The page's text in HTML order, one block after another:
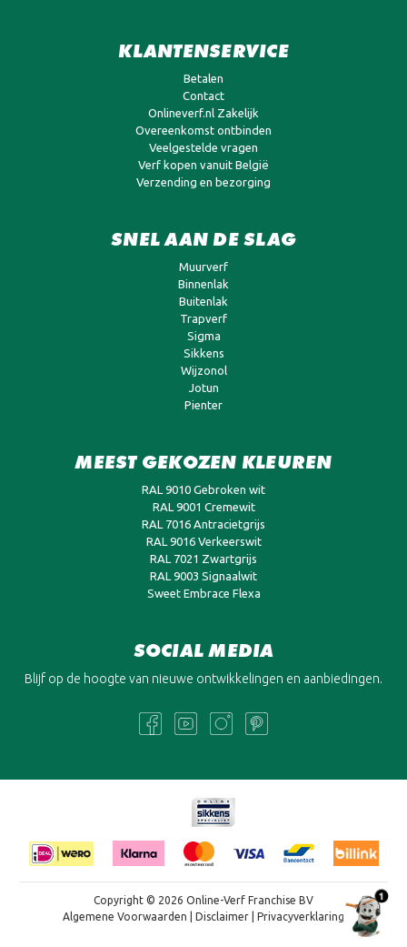
KLANTENSERVICE
Betalen
Contact
Onlineverf.nl Zakelijk
Overeenkomst ontbinden
Veelgestelde vragen
Verf kopen vanuit België
Verzending en bezorging
SNEL AAN DE SLAG
Muurverf
Binnenlak
Buitenlak
Trapverf
Sigma
Sikkens
Wijzonol
Jotun
Pienter
MEEST GEKOZEN KLEUREN
RAL 9010 Gebroken wit
RAL 9001 Cremewit
RAL 7016 Antracietgrijs
RAL 9016 Verkeerswit
RAL 7021 Zwartgrijs
RAL 9003 Signaalwit
Sweet Embrace Flexa
SOCIAL MEDIA
Blijf op de hoogte van nieuwe ontwikkelingen en aanbiedingen.
Copyright © 2026 Online-Verf Franchise BV
Algemene Voorwaarden
Disclaimer Privacyverklaring
1